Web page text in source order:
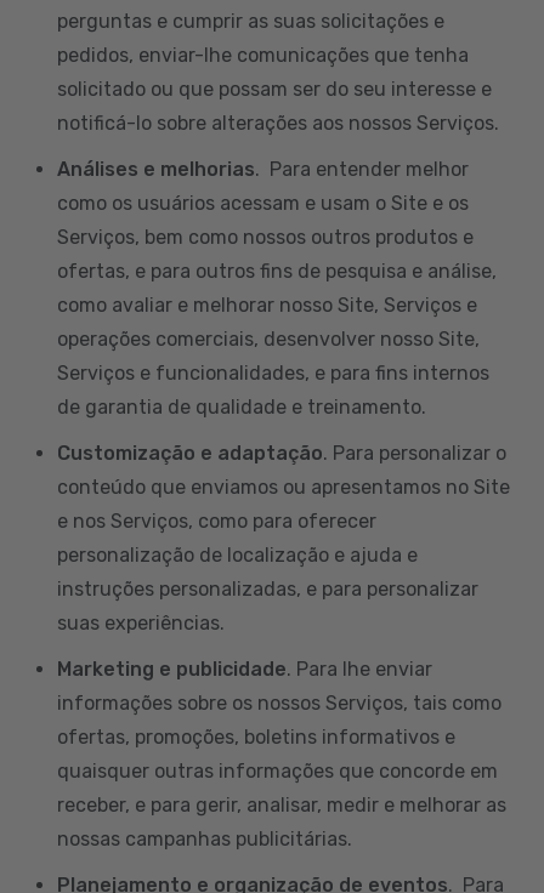
perguntas e cumprir as suas solicitações e
pedidos, enviar-lhe comunicações que tenha
solicitado ou que possam ser do seu interesse e
notificá-lo sobre alterações aos nossos Serviços.
Análises e melhorias. Para entender melhor
como os usuários acessam e usam o Site e os
Serviços, bem como nossos outros produtos e
ofertas, e para outros fins de pesquisa e análise,
como avaliar e melhorar nosso Site, Serviços e
operações comerciais, desenvolver nosso Site,
Serviços e funcionalidades, e para fins internos
de garantia de qualidade e treinamento.
Customização e adaptação. Para personalizar o
conteúdo que enviamos ou apresentamos no Site
e nos Serviços, como para oferecer
personalização de localização e ajuda e
instruções personalizadas, e para personalizar
suas experiências.
Marketing e publicidade. Para lhe enviar
informações sobre os nossos Serviços, tais como
ofertas, promoções, boletins informativos e
quaisquer outras informações que concorde em
receber, e para gerir, analisar, medir e melhorar as
nossas campanhas publicitárias.
Planejamento e organização de eventos. Para